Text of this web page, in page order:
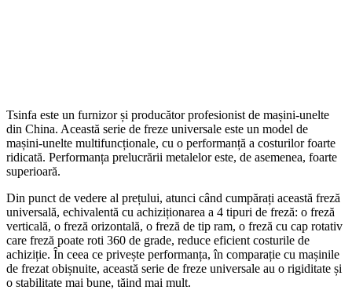
METALULUI
Tsinfa este un furnizor și producător profesionist de mașini-unelte
din China. Această serie de freze universale este un model de
mașini-unelte multifuncționale, cu o performanță a costurilor foarte
ridicată. Performanța prelucrării metalelor este, de asemenea, foarte
superioară.
Din punct de vedere al prețului, atunci când cumpărați această freză
universală, echivalentă cu achiziționarea a 4 tipuri de freză: o freză
verticală, o freză orizontală, o freză de tip ram, o freză cu cap rotativ
care freză poate roti 360 de grade, reduce eficient costurile de
achiziție. În ceea ce privește performanța, în comparație cu mașinile
de frezat obișnuite, această serie de freze universale au o rigiditate și
o stabilitate mai bune, tăind mai mult.